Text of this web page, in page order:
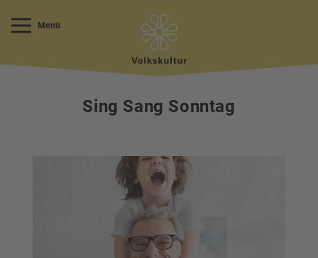
Menü
Sing Sang Sonntag